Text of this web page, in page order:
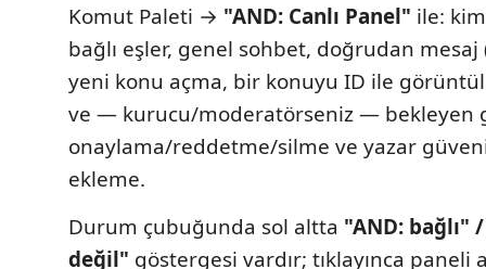
Komut Paleti → "AND: Canlı Panel" ile:
bağlı eşler, genel sohbet, doğrudan
yeni konu açma, bir konuyu ID ile
ve — kurucu/moderatörseniz — bekleyen
onaylama/reddetme/silme ve yazar
ekleme.
Durum çubuğunda sol altta "AND: bağlı"
değil" göstergesi vardır; tıklayınca paneli